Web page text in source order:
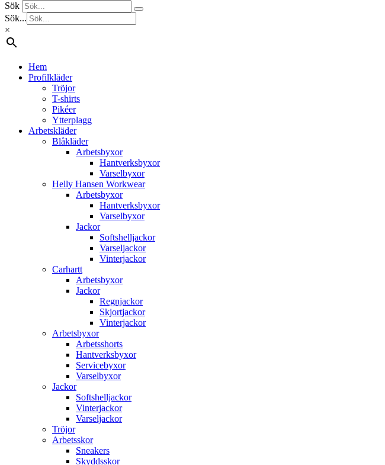
Sök
Sök...
×
Hem
Profilkläder
Tröjor
T-shirts
Pikéer
Ytterplagg
Arbetskläder
Blåkläder
Arbetsbyxor
Hantverksbyxor
Varselbyxor
Helly Hansen Workwear
Arbetsbyxor
Hantverksbyxor
Varselbyxor
Jackor
Softshelljackor
Varseljackor
Vinterjackor
Carhartt
Arbetsbyxor
Jackor
Regnjackor
Skjortjackor
Vinterjackor
Arbetsbyxor
Arbetsshorts
Hantverksbyxor
Servicebyxor
Varselbyxor
Jackor
Softshelljackor
Vinterjackor
Varseljackor
Tröjor
Arbetsskor
Sneakers
Skyddsskor